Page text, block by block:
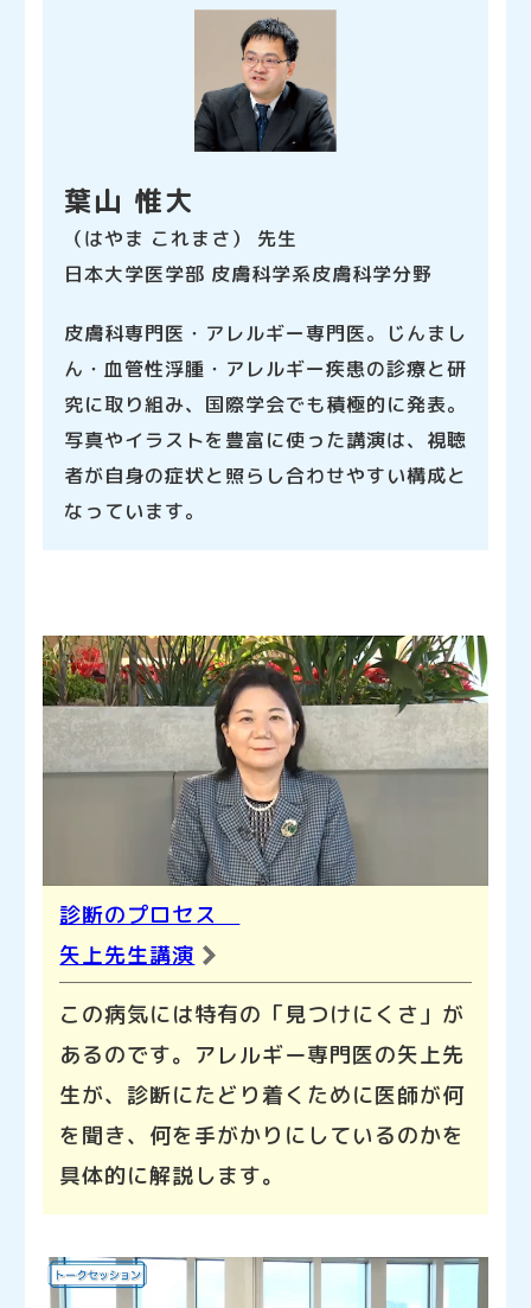
葉山 惟大
（はやま これまさ） 先生
日本大学医学部 皮膚科学系皮膚科学分野
皮膚科専門医・アレルギー専門医。じんまし
ん・血管性浮腫・アレルギー疾患の診療と研
究に取り組み、国際学会でも積極的に発表。
写真やイラストを豊富に使った講演は、視聴
者が自身の症状と照らし合わせやすい構成と
なっています。
診断のプロセス
矢上先生講演
この病気には特有の「見つけにくさ」が
あるのです。アレルギー専門医の矢上先
生が、診断にたどり着くために医師が何
を聞き、何を手がかりにしているのかを
具体的に解説します。